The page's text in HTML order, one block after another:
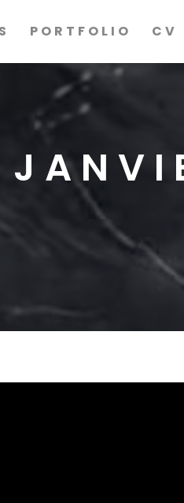
PORTFOLIO CV